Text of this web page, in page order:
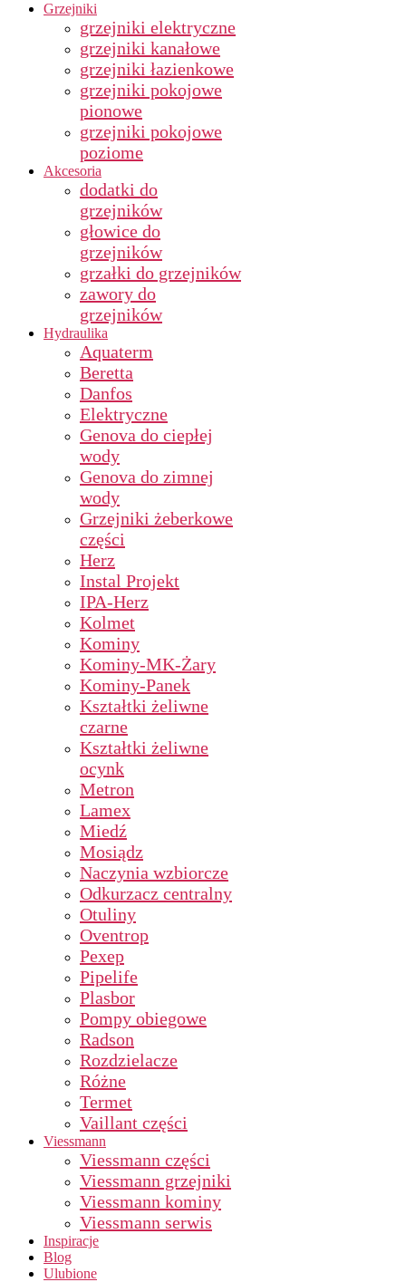
Grzejniki
grzejniki elektryczne
grzejniki kanałowe
grzejniki łazienkowe
grzejniki pokojowe
pionowe
grzejniki pokojowe
poziome
Akcesoria
dodatki do
grzejników
głowice do
grzejników
grzałki do grzejników
zawory do
grzejników
Hydraulika
Aquaterm
Beretta
Danfos
Elektryczne
Genova do ciepłej
wody
Genova do zimnej
wody
Grzejniki żeberkowe
części
Herz
Instal Projekt
IPA-Herz
Kolmet
Kominy
Kominy-MK-Żary
Kominy-Panek
Kształtki żeliwne
czarne
Kształtki żeliwne
ocynk
Metron
Lamex
Miedź
Mosiądz
Naczynia wzbiorcze
Odkurzacz centralny
Otuliny
Oventrop
Pexep
Pipelife
Plasbor
Pompy obiegowe
Radson
Rozdzielacze
Różne
Termet
Vaillant części
Viessmann
Viessmann części
Viessmann grzejniki
Viessmann kominy
Viessmann serwis
Inspiracje
Blog
Ulubione